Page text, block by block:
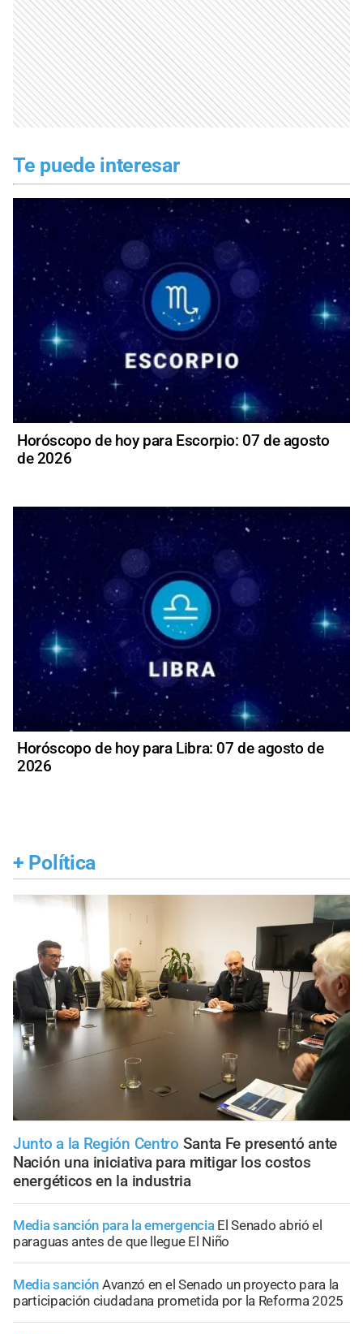
Te puede interesar
Horóscopo de hoy para Escorpio: 07 de agosto
de 2026
Horóscopo de hoy para Libra: 07 de agosto de
2026
+ Política
Junto a la Región Centro Santa Fe presentó ante
Nación una iniciativa para mitigar los costos
energéticos en la industria
Media sanción para la emergencia El Senado abrió el
paraguas antes de que llegue El Niño
Media sanción Avanzó en el Senado un proyecto para la
participación ciudadana prometida por la Reforma 2025